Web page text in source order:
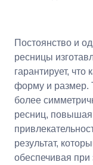
Постоянство и
ресницы
гарантирует,
форму и размер.
более
ресниц,
результат,
обеспечивая